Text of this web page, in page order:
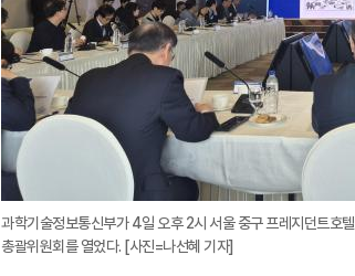
과학기술정보통신부가 4일 오후 2시 서울 중구 프레지던트
총괄위원회를 열었다. [사진=나선혜 기자]